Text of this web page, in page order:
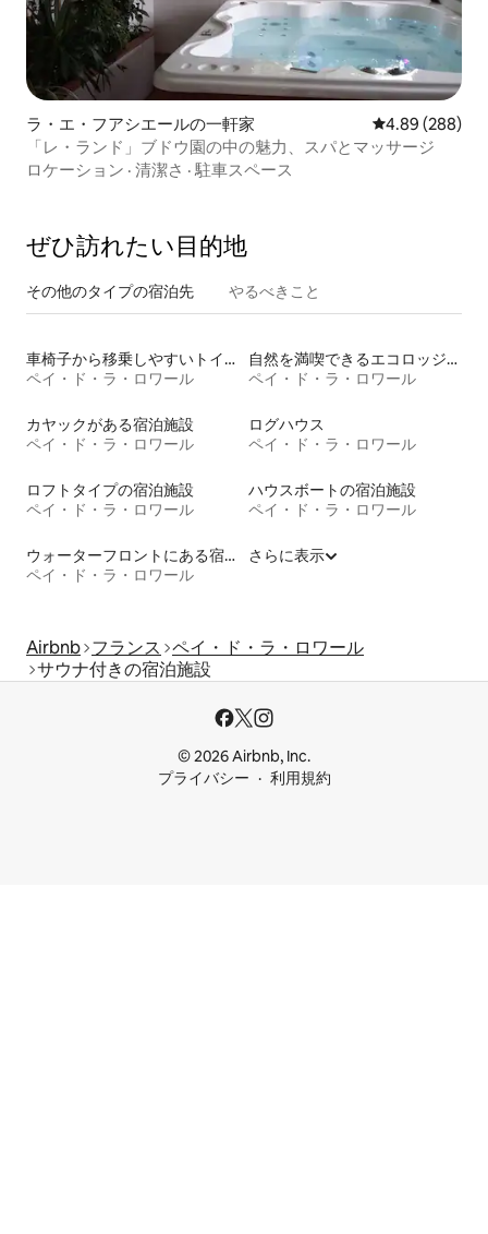
ラ・エ・フアシエールの一軒家 レビュー288
4.89 (288)
「レ・ランド」ブドウ園の中の魅力、スパとマッサージ
ロケーション · 清潔さ · 駐車スペース
ぜひ訪⁠れ⁠た⁠い目⁠的⁠地
その他のタ⁠イ⁠プ⁠の宿⁠泊⁠先 やるべきこと
車椅子から移乗しやすいトイレ付きの宿泊施設
ペイ・ド・ラ・ロワール
自然を満喫できるエコロッジの宿泊施設
ペイ・ド・ラ・ロワール
カヤックがある宿泊施設
ペイ・ド・ラ・ロワール
ログハウス
ペイ・ド・ラ・ロワール
ロフトタイプの宿泊施設
ペイ・ド・ラ・ロワール
ハウスボートの宿泊施設
ペイ・ド・ラ・ロワール
ウォーターフロントにある宿泊施設
ペイ・ド・ラ・ロワール
さらに表示
Airbnb フランス ペイ・ド・ラ・ロワール
サウナ付きの宿泊施設
© 2026 Airbnb, Inc.
プライバシー
利用規約